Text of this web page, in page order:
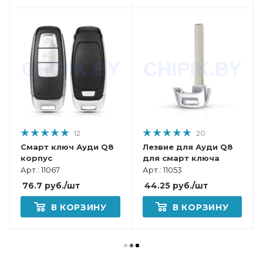
12
Cмарт ключ Ауди Q8
корпус
Арт.: 11067
76.7 руб./шт
В КОРЗИНУ
20
Лезвие для Ауди Q8
для смарт ключа
Арт.: 11053
44.25руб./шт
В КОРЗИНУ